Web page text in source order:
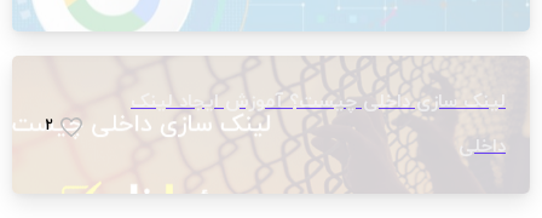
لینک سازی داخلی چیست؟ آموزش ایجاد لینک
داخلی
2